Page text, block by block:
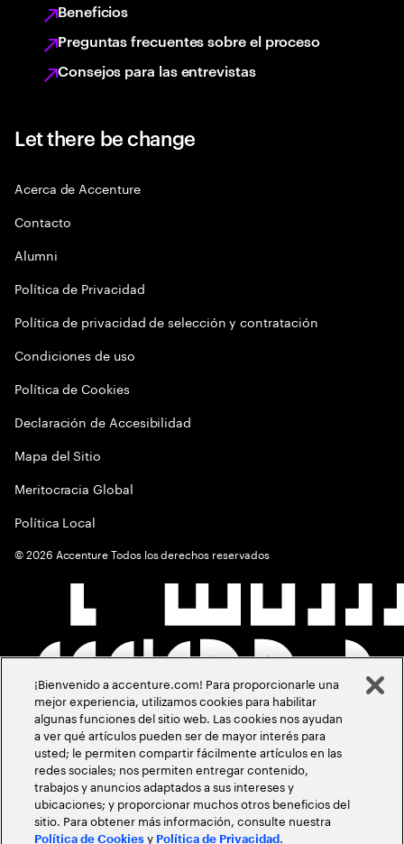
Beneficios
Preguntas frecuentes sobre el proceso
Consejos para las entrevistas
Let there be change
Acerca de Accenture
Contacto
Alumni
Política de Privacidad
Política de privacidad de selección y contratación
Condiciones de uso
Política de Cookies
Declaración de Accesibilidad
Mapa del Sitio
Meritocracia Global
Política Local
©2026 Accenture Todos los derechos reservados
¡Bienvenido a accenture.com! Para proporcionarle una
mejor experiencia, utilizamos cookies para habilitar
algunas funciones del sitio web. Las cookies nos ayudan
a ver qué artículos pueden ser de mayor interés para
usted; le permiten compartir fácilmente artículos en las
redes sociales; nos permiten entregar contenido,
trabajos y anuncios adaptados a sus intereses y
ubicaciones; y proporcionar muchos otros beneficios del
sitio. Para obtener más información, consulte nuestra
Política de Cookies y Política de Privacidad .